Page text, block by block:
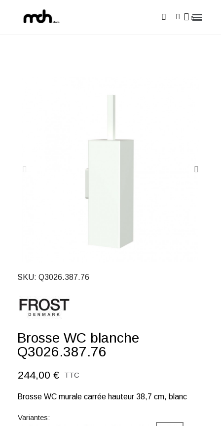
SKU Q3026.387.76
Brosse WC blanche
Q3026.387.76
244,00 € TTC
Brosse WC murale carrée hauteur 38,7 cm, blanc
Variantes: